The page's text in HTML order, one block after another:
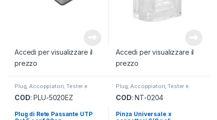
Accedi per visualizzare il
prezzo
Accedi per visualizzare il
prezzo
Plug, Accoppiatori, Tester e
Pinze
COD: PLU-5020EZ
Plug di Rete Passante UTP
Plug, Accoppiatori, Tester e
Pinze
COD: NT-0204
Pinza Universale x